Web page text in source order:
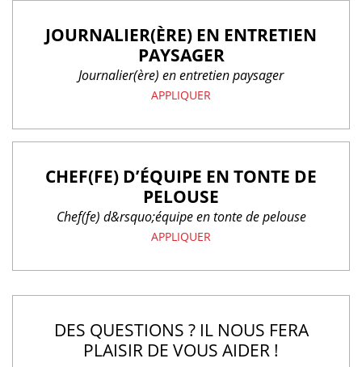
JOURNALIER(ÈRE) EN ENTRETIEN
PAYSAGER
Journalier(ère) en entretien paysager
APPLIQUER
CHEF(FE) D’ÉQUIPE EN TONTE DE
PELOUSE
Chef(fe) d&rsquo;équipe en tonte de pelouse
APPLIQUER
DES QUESTIONS ? IL NOUS FERA
PLAISIR DE VOUS AIDER !